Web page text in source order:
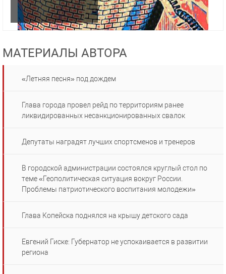
МАТЕРИАЛЫ АВТОРА
«Летняя песня» под дождем
Глава города провел рейд по территориям ранее
ликвидированных несанкционированных свалок
Депутаты наградят лучших спортсменов и тренеров
В городской администрации состоялся круглый стол по
теме «Геополитическая ситуация вокруг России.
Проблемы патриотического воспитания молодежи»
Глава Копейска поднялся на крышу детского сада
Евгений Гиске: Губернатор не успокаивается в развитии
региона